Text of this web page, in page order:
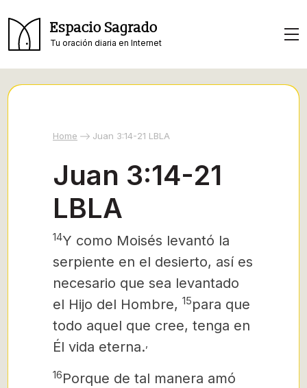
Espacio Sagrado
Tu oración diaria en Internet
Home Juan 3:14-21 LBLA
Juan 3:14-21
LBLA
14Y como Moisés levantó la
serpiente en el desierto, así es
necesario que sea levantado
el Hijo del Hombre, 15para que
todo aquel que cree, tenga en
Él vida eterna.
16Porque de tal manera amó